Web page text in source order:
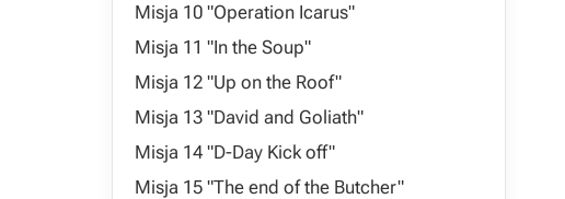
Misja 10 "Operation Icarus"
Misja 11 "In the Soup"
Misja 12 "Up on the Roof"
Misja 13 "David and Goliath"
Misja 14 "D-Day Kick off"
Misja 15 "The end of the Butcher"